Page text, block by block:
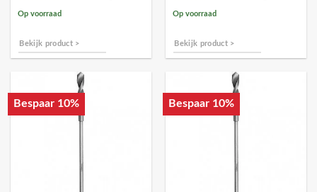
Op voorraad
Bekijk product >
Op voorraad
Bekijk product >
Bespaar 10% Bespaar 10%